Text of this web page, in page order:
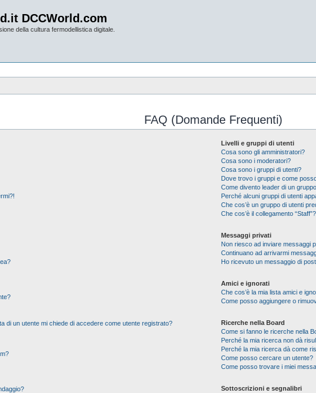
DCCWorld.com
della cultura fermodellistica digitale.
FAQ (Domande Frequenti)
di un utente mi chiede di accedere come utente registrato?
Livelli e gruppi di utenti
Cosa sono gli amministratori?
Cosa sono i moderatori?
Cosa sono i gruppi di utenti?
Dove trovo i gruppi e come
Come divento leader di un
Perché alcuni gruppi di utenti
Che cos’è un gruppo di utenti
Che cos’è il collegamento “Staff”?
Messaggi privati
Non riesco ad inviare messaggi
Continuano ad arrivarmi
Ho ricevuto un messaggio di
Amici e ignorati
Che cos’è la mia lista amici e
Come posso aggiungere o
Ricerche nella Board
Come si fanno le ricerche nella
Perché la mia ricerca non dà
Perché la mia ricerca dà come
Come posso cercare un utente?
Come posso trovare i miei
Sottoscrizioni e segnalibri